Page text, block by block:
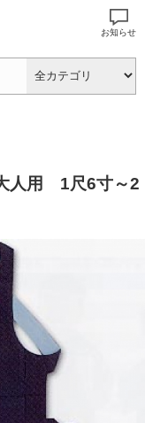
お知らせ
人用 1尺6寸～2